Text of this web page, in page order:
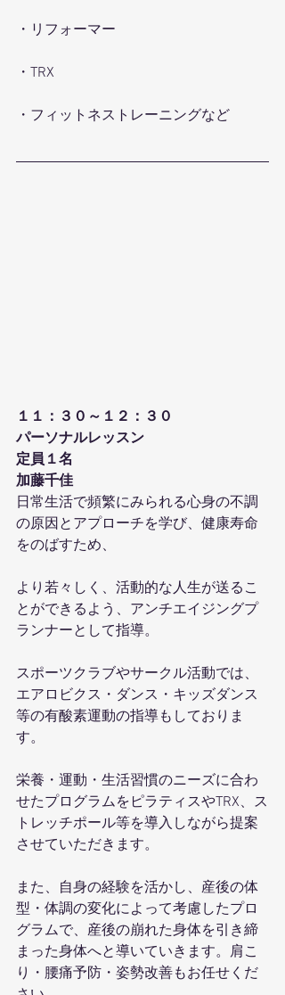
・リフォーマー
・TRX
・フィットネストレーニングなど
１１：３０～１２：３０
パーソナルレッスン
定員１名
加藤千佳
日常生活で頻繁にみられる心身の不調
の原因とアプローチを学び、健康寿命
をのばすため、
より若々しく、活動的な人生が送るこ
とができるよう、アンチエイジングプ
ランナーとして指導。
スポーツクラブやサークル活動では、
エアロビクス・ダンス・キッズダンス
等の有酸素運動の指導もしておりま
す。
栄養・運動・生活習慣のニーズに合わ
せたプログラムをピラティスやTRX、ス
トレッチポール等を導入しながら提案
させていただきます。
また、自身の経験を活かし、産後の体
型・体調の変化によって考慮したプロ
グラムで、産後の崩れた身体を引き締
まった身体へと導いていきます。肩こ
り・腰痛予防・姿勢改善もお任せくだ